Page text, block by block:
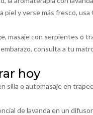
y verse más fresco, usa
masaje con serpientes o
consulta a tu
hoy
silla o automasaje en
de lavanda en un